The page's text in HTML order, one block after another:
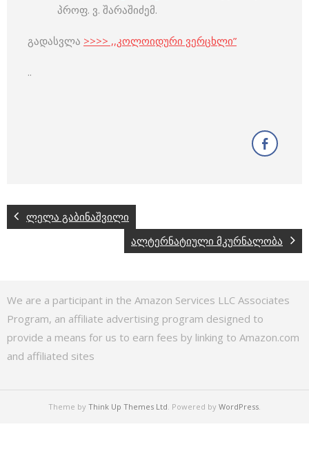
პროფ. ვ. შარაშიძემ.
გადასვლა >>>> ,,კოლოიდური ვერცხლი”
..
ლელა გაბინაშვილი
ალტერნატიული მკურნალობა
We are a participant in the Amazon Services LLC Associates
Program, an affiliate advertising program designed to
provide a means for us to earn fees by linking to Amazon.com
and affiliated sites
Theme by Think Up Themes Ltd . Powered by WordPress